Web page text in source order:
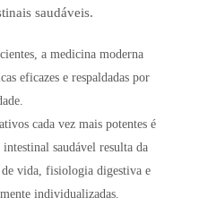
saudáveis.
a medicina moderna
eficazes e respaldadas por
cada vez mais potentes é
saudável resulta da
vida, fisiologia digestiva e
individualizadas.